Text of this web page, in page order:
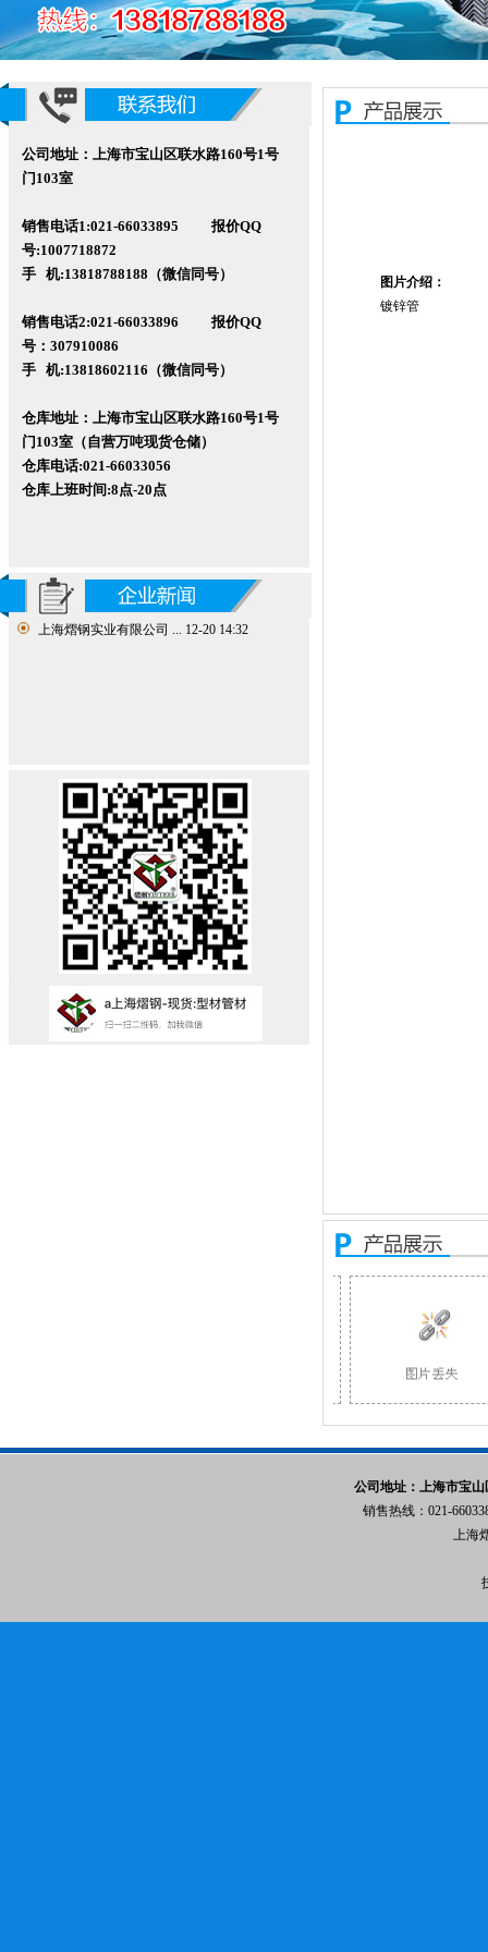
公司地址：上海市宝山区联水路160号1号
门103室
销售电话1:021-66033895 报价QQ
号:1007718872
手 机:13818788188（微信同号）
销售电话2:021-66033896 报价QQ
号 ：307910086
手 机:13818602116 （微信同号）
仓库地址：上海市宝山区联水路160号1号
门103室（自营万吨现货仓储）
仓库电话:021-66033056
仓库上班时间:8点-20点
上海熠钢实业有限公司 ... 12-20 14:32
图片介绍：
镀锌管
公司地址：上海市宝
销售热线：021-
上海